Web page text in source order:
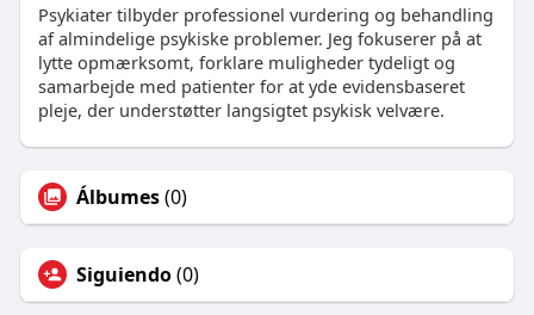
Psykiater tilbyder professionel vurdering og behandling
af almindelige psykiske problemer. Jeg fokuserer på at
lytte opmærksomt, forklare muligheder tydeligt og
samarbejde med patienter for at yde evidensbaseret
pleje, der understøtter langsigtet psykisk velvære.
Álbumes(0)
Siguiendo(0)